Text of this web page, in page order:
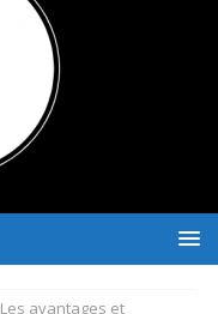
Les avantages et